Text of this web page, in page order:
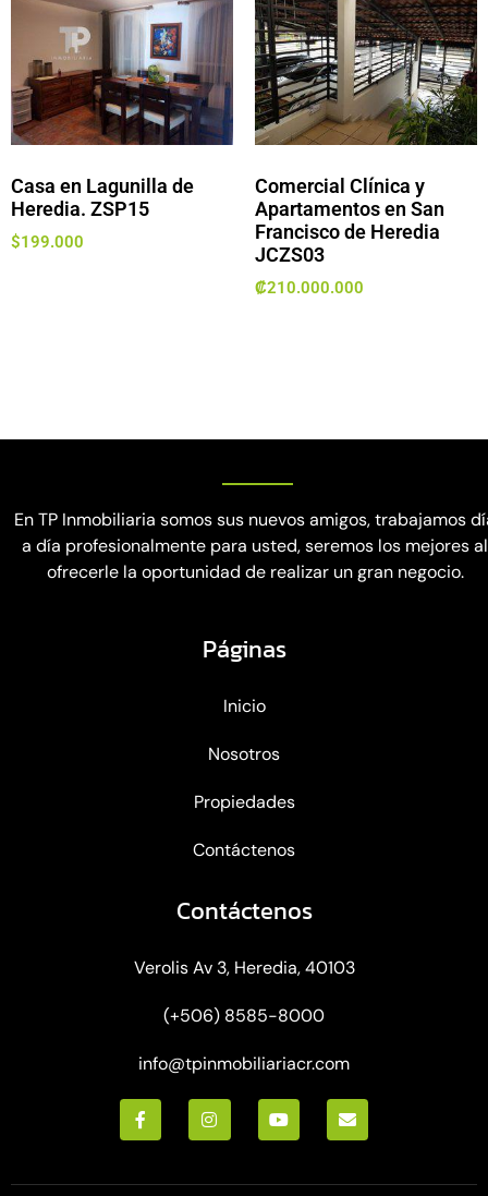
Casa en Lagunilla de
Heredia. ZSP15
$199.000
Comercial Clínica y
Apartamentos en San
Francisco de Heredia
JCZS03
₡210.000.000
En TP Inmobiliaria somos sus nuevos amigos, trabajamos
a día profesionalmente para usted, seremos los mejores al
ofrecerle la oportunidad de realizar un gran negocio.
Páginas
Inicio
Nosotros
Propiedades
Contáctenos
Contáctenos
Verolis Av 3, Heredia, 40103
(+506) 8585-8000
info@tpinmobiliariacr.com